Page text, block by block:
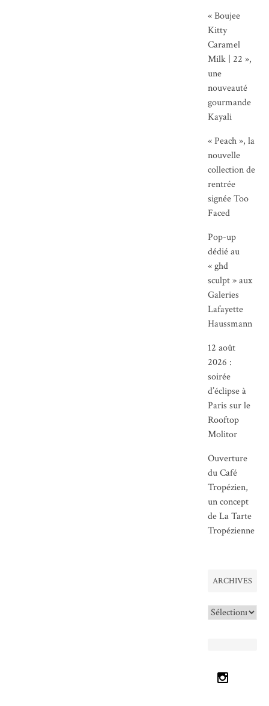
« Boujee
Kitty
Caramel
Milk | 22 »,
une
nouveauté
gourmande
Kayali
« Peach », la
nouvelle
collection de
rentrée
signée Too
Faced
Pop-up
dédié au
« ghd
sculpt » aux
Galeries
Lafayette
Haussmann
12 août
2026 :
soirée
d’éclipse à
Paris sur le
Rooftop
Molitor
Ouverture
du Café
Tropézien,
un concept
de La Tarte
Tropézienne
ARCHIVES
Archives